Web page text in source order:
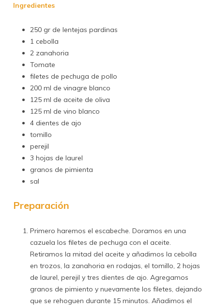
Ingredientes
250 gr de lentejas pardinas
1 cebolla
2 zanahoria
Tomate
filetes de pechuga de pollo
200 ml de vinagre blanco
125 ml de aceite de oliva
125 ml de vino blanco
4 dientes de ajo
tomillo
perejil
3 hojas de laurel
granos de pimienta
sal
Preparación
Primero haremos el escabeche. Doramos en una
cazuela los filetes de pechuga con el aceite.
Retiramos la mitad del aceite y añadimos la cebolla
en trozos, la zanahoria en rodajas, el tomillo, 2 hojas
de laurel, perejil y tres dientes de ajo. Agregamos
granos de pimiento y nuevamente los filetes, dejando
que se rehoguen durante 15 minutos. Añadimos el